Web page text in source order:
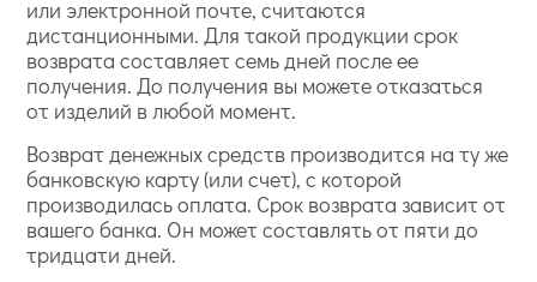
или электронной почте, считаются
дистанционными. Для такой продукции срок
возврата составляет семь дней после ее
получения. До получения вы можете отказаться
от изделий в любой момент.
Возврат денежных средств производится на ту же
банковскую карту (или счет), с которой
производилась оплата. Срок возврата зависит от
вашего банка. Он может составлять от пяти до
тридцати дней.